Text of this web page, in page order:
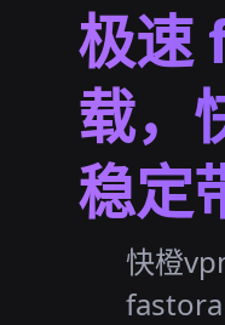
极速
载，
稳定
快橙